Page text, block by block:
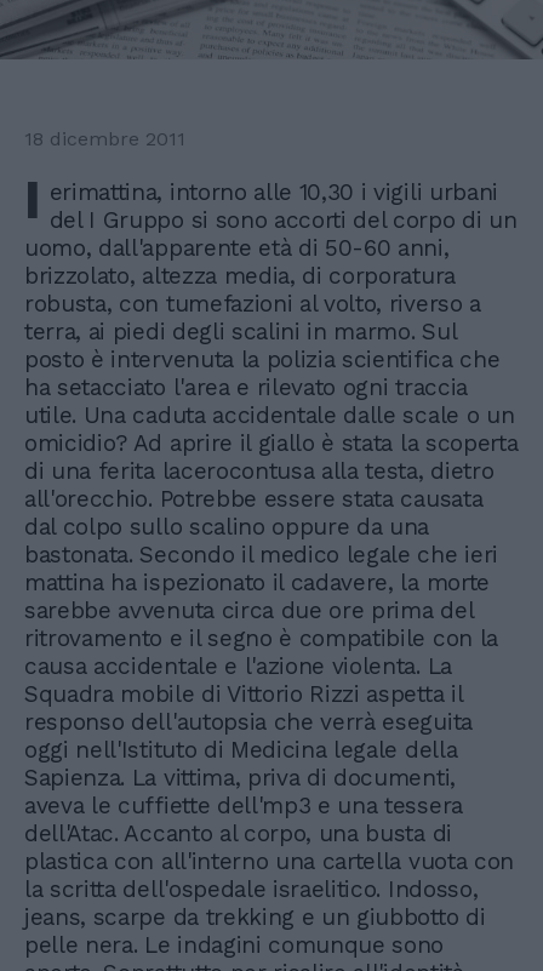
18 dicembre 2011
I erimattina, intorno alle 10,30 i vigili urbani
del I Gruppo si sono accorti del corpo di un
uomo, dall'apparente età di 50-60 anni,
brizzolato, altezza media, di corporatura
robusta, con tumefazioni al volto, riverso a
terra, ai piedi degli scalini in marmo. Sul
posto è intervenuta la polizia scientifica che
ha setacciato l'area e rilevato ogni traccia
utile. Una caduta accidentale dalle scale o un
omicidio? Ad aprire il giallo è stata la scoperta
di una ferita lacerocontusa alla testa, dietro
all'orecchio. Potrebbe essere stata causata
dal colpo sullo scalino oppure da una
bastonata. Secondo il medico legale che ieri
mattina ha ispezionato il cadavere, la morte
sarebbe avvenuta circa due ore prima del
ritrovamento e il segno è compatibile con la
causa accidentale e l'azione violenta. La
Squadra mobile di Vittorio Rizzi aspetta il
responso dell'autopsia che verrà eseguita
oggi nell'Istituto di Medicina legale della
Sapienza. La vittima, priva di documenti,
aveva le cuffiette dell'mp3 e una tessera
dell'Atac. Accanto al corpo, una busta di
plastica con all'interno una cartella vuota con
la scritta dell'ospedale israelitico. Indosso,
jeans, scarpe da trekking e un giubbotto di
pelle nera. Le indagini comunque sono